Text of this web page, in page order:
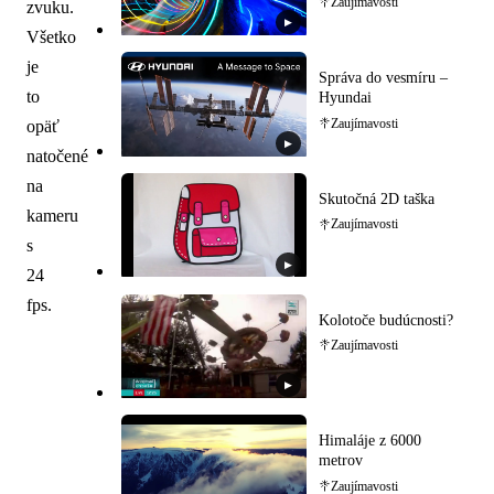
zvuku.
Všetko
je
to
opäť
natočené
na
kameru
s
24
fps.
▶
▶
Správa do vesmíru –
Hyundai
Zaujímavosti
▶
Skutočná 2D taška
Zaujímavosti
▶
Kolotoče budúcnosti?
Zaujímavosti
Himaláje z 6000
metrov
Zaujímavosti